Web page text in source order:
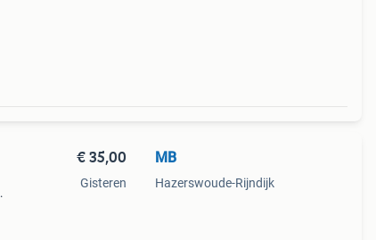
€ 35,00
Gisteren
MB
Hazerswoude-Rijndijk